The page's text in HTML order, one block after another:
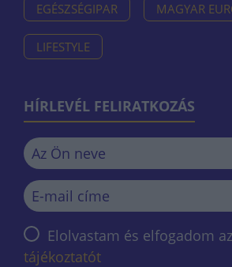
EGÉSZSÉGIPAR MAGYAR
LIFESTYLE
HÍRLEVÉL FELIRATKOZÁS
Elolvastam és elfogadom az
tájékoztatót